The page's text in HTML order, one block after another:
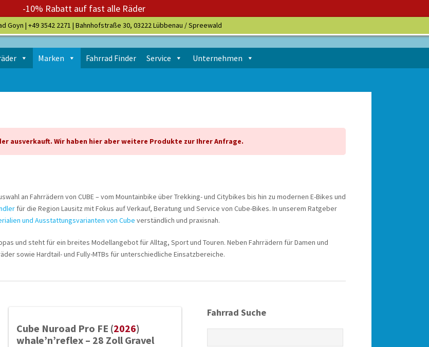
-10% Rabatt auf fast alle Räder
Goyn | +49 3542 2271 | Bahnhofstraße 30, 03222 Lübbenau / Spreewald
Marken Fahrrad Finder Service Unternehmen
ausverkauft. Wir haben hier aber weitere Produkte zur Ihrer Anfrage.
an Fahrrädern von CUBE – vom Mountainbike über Trekking- und Citybikes bis hin zu modernen E-Bikes und
für die Region Lausitz mit Fokus auf Verkauf, Beratung und Service von Cube-Bikes. In unserem Ratgeber
und Ausstattungsvarianten von Cube verständlich und praxisnah.
und steht für ein breites Modellangebot für Alltag, Sport und Touren. Neben Fahrrädern für Damen und
sowie Hardtail- und Fully-MTBs für unterschiedliche Einsatzbereiche.
Cube Nuroad Pro FE (2026)
whale’n’reflex – 28 Zoll Gravel
Fahrrad Suche